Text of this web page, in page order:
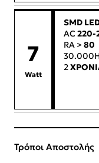
7
Watt
SMD
AC220-
RA >80
2
Τρόποι Αποστολής